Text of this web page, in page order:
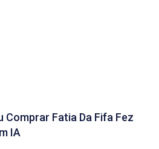
Comprar Fatia Da Fifa Fez
IA